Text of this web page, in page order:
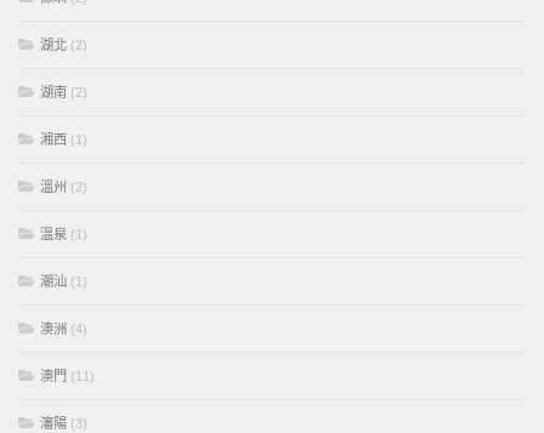
湖北 (2)
湖南 (2)
湘西 (1)
溫州 (2)
溫泉 (1)
潮汕 (1)
澳洲 (4)
澳門 (11)
瀋陽 (3)